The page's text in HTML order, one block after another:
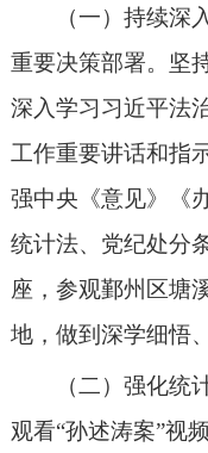
（一）持续深入
重要决策部署。坚
深入学习习近平法
工作重要讲话和指
强中央《意见》《
统计法、党纪处分
座，参观鄞州区塘
地，做到深学细悟
（二）强化统计
观看“孙述涛案”视